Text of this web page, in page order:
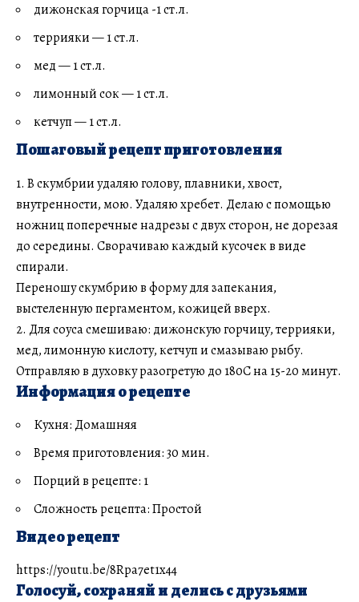
дижонская горчица -1 ст.л.
террияки — 1 ст.л.
мед — 1 ст.л.
лимонный сок — 1 ст.л.
кетчуп — 1 ст.л.
Пошаговый рецепт приготовления
1. В скумбрии удаляю голову, плавники, хвост,
внутренности, мою. Удаляю хребет. Делаю с помощью
ножниц поперечные надрезы с двух сторон, не дорезая
до середины. Сворачиваю каждый кусочек в виде
спирали.
Переношу скумбрию в форму для запекания,
выстеленную пергаментом, кожицей вверх.
2. Для соуса смешиваю: дижонскую горчицу, террияки,
мед, лимонную кислоту, кетчуп и смазываю рыбу.
Отправляю в духовку разогретую до 180С на 15-20 минут.
Информация о рецепте
Кухня: Домашняя
Время приготовления: 30 мин.
Порций в рецепте: 1
Сложность рецепта: Простой
Видео рецепт
https://youtu.be/8Rpa7et1x44
Голосуй, сохраняй и делись с друзьями